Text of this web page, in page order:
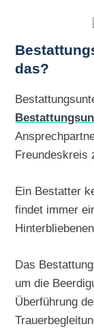
das?
Freundeskreis
Ein Bestatter
findet immer
Das
um die
Überführung